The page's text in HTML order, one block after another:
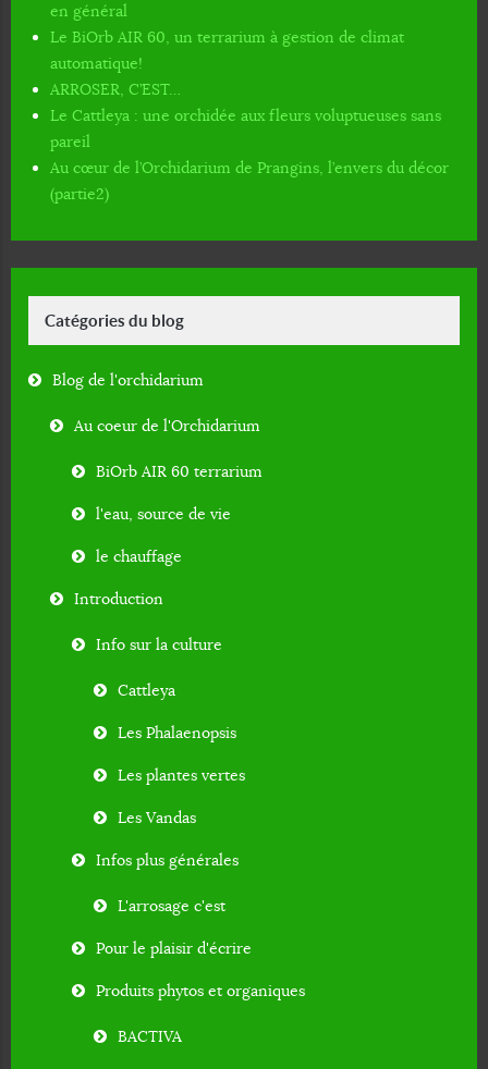
en général
Le BiOrb AIR 60, un terrarium à gestion de climat
automatique!
ARROSER, C’EST…
Le Cattleya : une orchidée aux fleurs voluptueuses sans
pareil
Au cœur de l’Orchidarium de Prangins, l’envers du décor
(partie2)
Catégories du blog
Blog de l'orchidarium
Au coeur de l'Orchidarium
BiOrb AIR 60 terrarium
l'eau, source de vie
le chauffage
Introduction
Info sur la culture
Cattleya
Les Phalaenopsis
Les plantes vertes
Les Vandas
Infos plus générales
L'arrosage c'est
Pour le plaisir d'écrire
Produits phytos et organiques
BACTIVA